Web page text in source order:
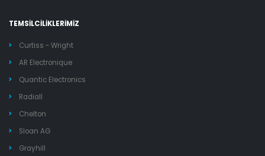
TEMSİLCİLİKLERİMİZ
Curtiss - Wright
AR Electronique
Quantic Electronics
Radiall
Chelton
Sloan AG
Grayhill